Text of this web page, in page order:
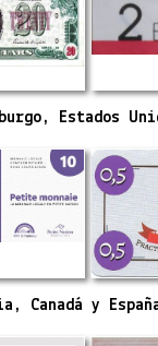
Estados
Canadá y